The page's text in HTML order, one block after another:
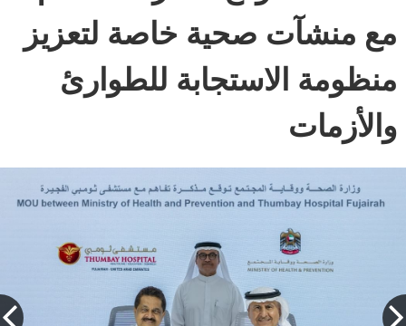
مع منشآت صحية خاصة لتعزيز
منظومة الاستجابة للطوارئ
والأزمات